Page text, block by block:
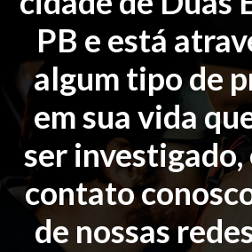
PB e está
algum tipo de
em sua vida
ser
contato
de nossas